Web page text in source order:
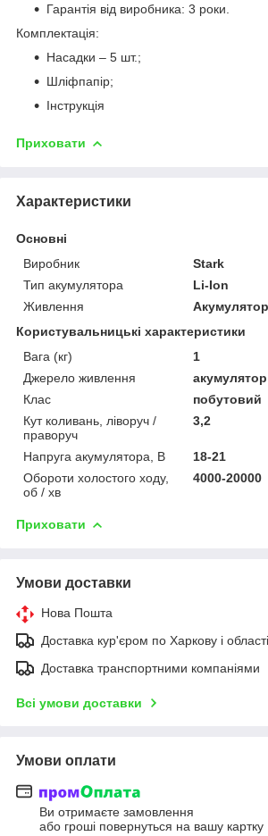
Гарантія від виробника: 3 роки.
Комплектація:
Насадки – 5 шт.;
Шліфпапір;
Інструкція
Приховати
Характеристики
Основні
Виробник
Stark
Тип акумулятора
Li-Ion
Живлення
Акумулятор
Користувальницькі характеристики
Вага (кг)
1
Джерело живлення
акумулятор
Клас
побутовий
Кут коливань, ліворуч /
праворуч
3,2
Напруга акумулятора, В
18-21
Обороти холостого ходу,
об / хв
4000-20000
Приховати
Умови доставки
Нова Пошта
Доставка кур'єром по Харкову і
Доставка транспортними компаніями
Всі умови доставки
Умови оплати
Ви отримаєте замовлення
або гроші повернуться на вашу картку